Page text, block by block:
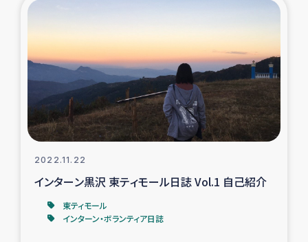
デニヤヤ小規模紅茶農家支援
コーヒー生産者支援
アイナロ県マウベシ郡でのコーヒー畑改善事業
ベイルート大規模爆発被災者支援
2022.11.22
インターン黒沢 東ティモール日誌 Vol.1 自己紹介
東ティモール
インターン・ボランティア日誌